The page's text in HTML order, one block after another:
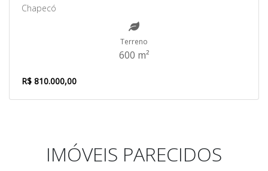
Chapecó
Terreno
600 m²
R$ 810.000,00
IMÓVEIS PARECIDOS